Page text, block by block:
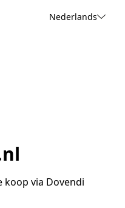
Nederlands
koop via Dovendi